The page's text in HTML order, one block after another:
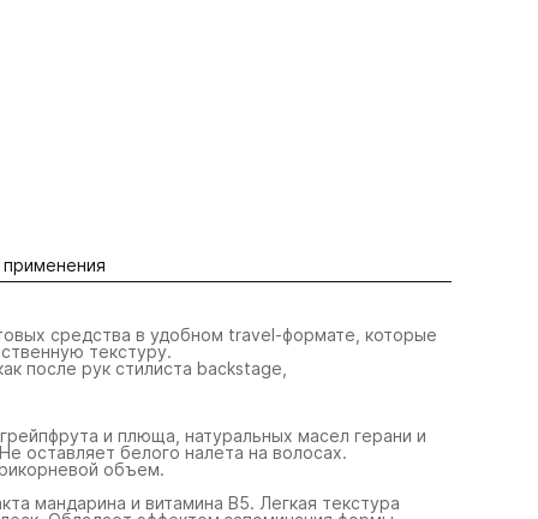
средства в удобном travel-формате, которые
текстуру.
после рук стилиста backstage,
и плюща, натуральных масел герани и
оставляет белого налета на волосах.
объем.
мандарина и витамина B5. Легкая текстура